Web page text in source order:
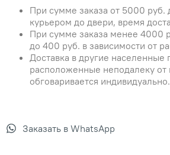
При сумме заказа от 5000 руб.
курьером до двери, время
При сумме заказа менее 4000
до 400 руб. в зависимости от
Доставка в другие населенные
расположенные неподалеку от
обговаривается индивидуально.
Заказать в WhatsApp